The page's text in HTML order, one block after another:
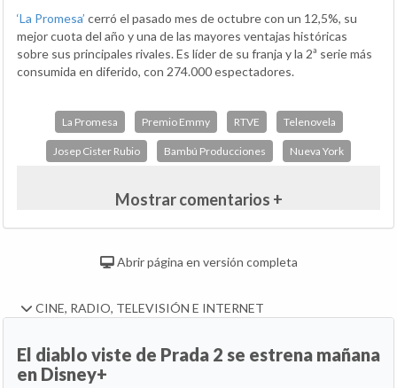
‘La Promesa’ cerró el pasado mes de octubre con un 12,5%, su
mejor cuota del año y una de las mayores ventajas históricas
sobre sus principales rivales. Es líder de su franja y la 2ª serie más
consumida en diferido, con 274.000 espectadores.
La Promesa Premio Emmy RTVE Telenovela
Josep Cister Rubio Bambú Producciones Nueva York
Mostrar comentarios +
Abrir página en versión completa
CINE, RADIO, TELEVISIÓN E INTERNET
El diablo viste de Prada 2 se estrena mañana
en Disney+